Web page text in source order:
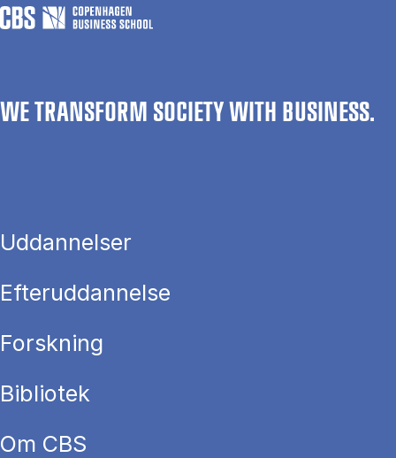
WE TRANSFORM SOCIETY WITH BUSINESS.
Uddannelser
Efteruddannelse
Forskning
Bibliotek
Om CBS